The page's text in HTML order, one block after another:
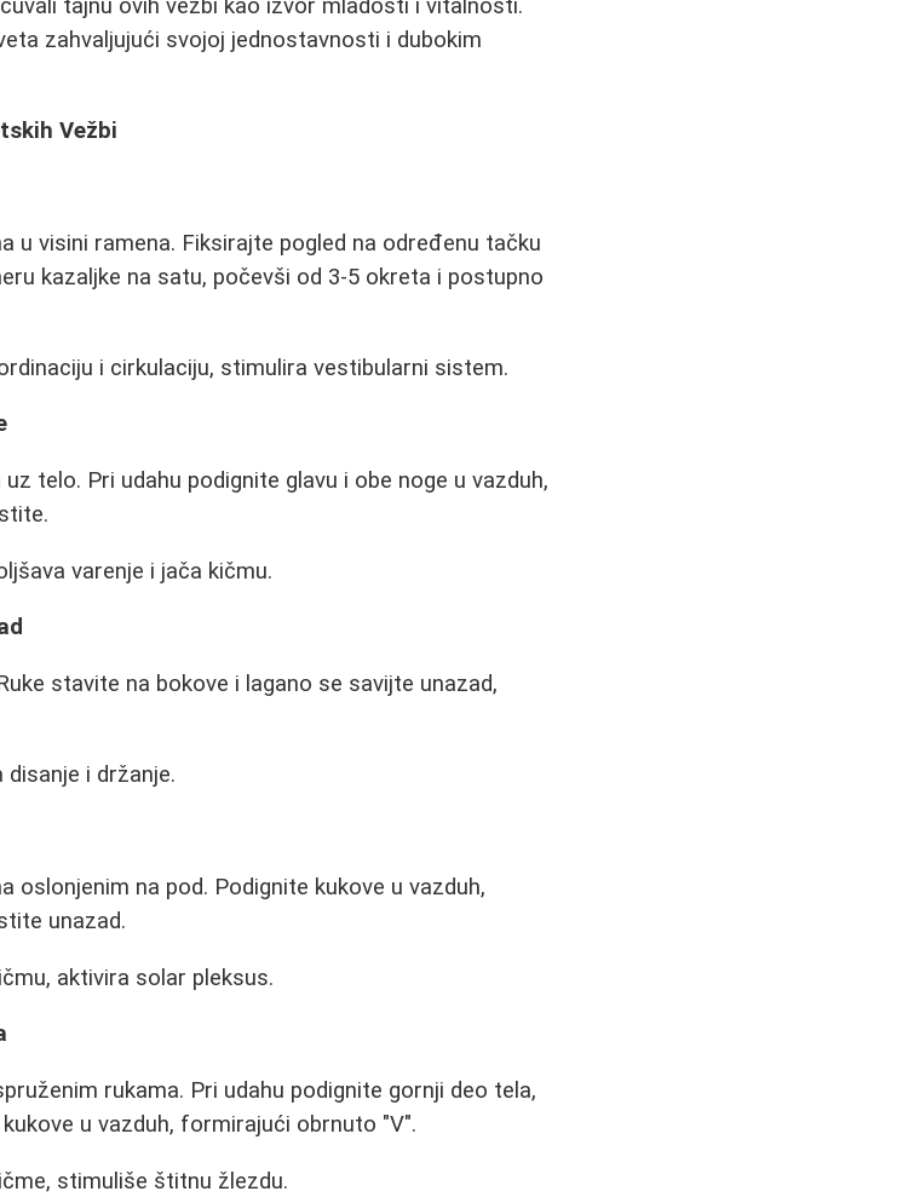
tajnu ovih vežbi kao izvor mladosti i vitalnosti.
zahvaljujući svojoj jednostavnosti i dubokim
Vežbi
u visini ramena. Fiksirajte pogled na određenu tačku
kazaljke na satu, počevši od 3-5 okreta i postupno
i cirkulaciju, stimulira vestibularni sistem.
telo. Pri udahu podignite glavu i obe noge u vazduh,
varenje i jača kičmu.
stavite na bokove i lagano se savijte unazad,
disanje i držanje.
oslonjenim na pod. Podignite kukove u vazduh,
unazad.
aktivira solar pleksus.
rukama. Pri udahu podignite gornji deo tela,
u vazduh, formirajući obrnuto "V".
stimuliše štitnu žlezdu.